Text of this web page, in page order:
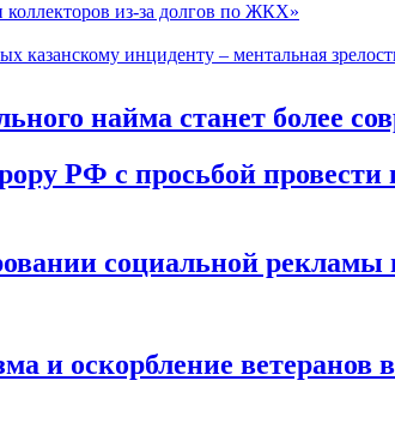
из-за долгов по ЖКХ»
инциденту – ментальная
найма станет более
РФ с просьбой провести
социальной
и оскорбление ветеранов